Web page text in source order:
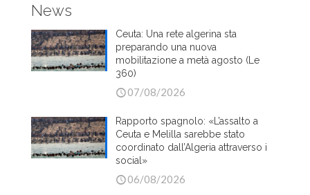
News
Ceuta: Una rete algerina sta
preparando una nuova
mobilitazione a metà agosto (Le
360)
07/08/2026
Rapporto spagnolo: «L’assalto a
Ceuta e Melilla sarebbe stato
coordinato dall’Algeria attraverso i
social»
06/08/2026